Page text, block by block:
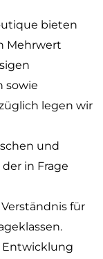
bieten
Mehrwert
sowie
legen wir
und
in Frage
für
Entwicklung